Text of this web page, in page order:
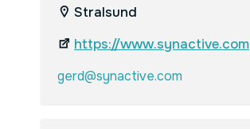
Stralsund
https://www.synactive.com
gerd@synactive.com